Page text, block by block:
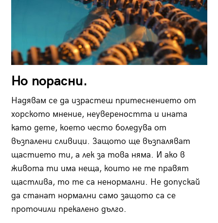
Но порасни.
Надявам се да израстеш притеснението от
хорското мнение, неувереността и ината
като дете, което често боледува от
възпалени сливици. Защото ще възпаляват
щастието ти, а лек за това няма. И ако в
живота ти има неща, които не те правят
щастлива, то те са ненормални. Не допускай
да станат нормални само защото са се
проточили прекалено дълго.